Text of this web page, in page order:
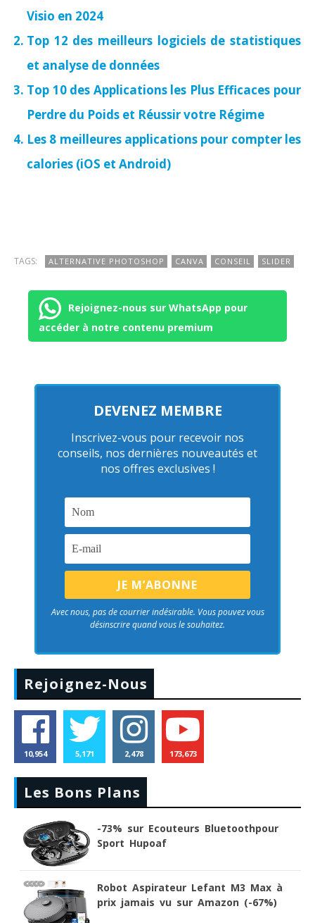
Visio en 2024
Top 12 des meilleurs logiciels de statistiques
et analyse de données
Top 10 des Applications les Plus Efficaces pour
Perdre du Poids et Réussir votre Régime
Les 8 meilleures applications pour compter les
calories (iOS et Android)
TAGS: ALTERNATIVE PHOTOSHOP CANVA CONSEIL SLIDER
Rejoignez-nous sur WhatsApp pour
accéder à notre contenu premium
DEVENEZ MEMBRE
Inscrivez-vous pour recevoir nos
conseils, nos dernières nouveautés et
nos offres exclusives !
Avec nous, pas de courrier indésirable. Vous pouvez vous
désinscrire quand vous le souhaitez.
Rejoignez-Nous
10,954 5,171 2,478 173,673
Les Bons Plans
-73% sur Ecouteurs Bluetoothpour
Sport Hupoaf
Robot Aspirateur Lefant M3 Max à
prix jamais vu sur Amazon (-67%)